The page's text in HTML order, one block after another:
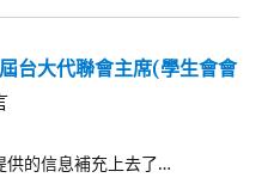
台大代聯會主席(學生會會
供的信息補充上去了…